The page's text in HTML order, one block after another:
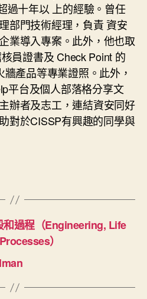
過十年以 上的經驗。曾任
部門技術經理，負責 資安
業導入專案。此外，他也取
員證書及 Check Point 的
產品等專業證照。此外，
平台及個人部落格分享文
辦者及志工，連結資安同好
對於CISSP有興趣的同學與
和過程（Engineering, Life
）